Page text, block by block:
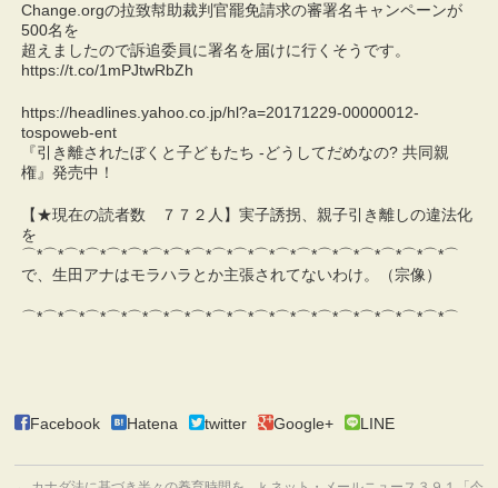
Change.orgの拉致幇助裁判官罷免請求の審署名キャンペーンが
500名を
超えましたので訴追委員に署名を届けに行くそうです。
https://t.co/1mPJtwRbZh
https://headlines.yahoo.co.jp/hl?a=20171229-00000012-
tospoweb-ent
『引き離されたぼくと子どもたち -どうしてだめなの? 共同親
権』発売中！
【★現在の読者数 ７７２人】実子誘拐、親子引き離しの違法化
を
⌒*⌒*⌒*⌒*⌒*⌒*⌒*⌒*⌒*⌒*⌒*⌒*⌒*⌒*⌒*⌒*⌒*⌒*⌒*⌒*⌒
で、生田アナはモラハラとか主張されてないわけ。（宗像）
⌒*⌒*⌒*⌒*⌒*⌒*⌒*⌒*⌒*⌒*⌒*⌒*⌒*⌒*⌒*⌒*⌒*⌒*⌒*⌒*⌒
Facebook Hatena twitter Google+ LINE